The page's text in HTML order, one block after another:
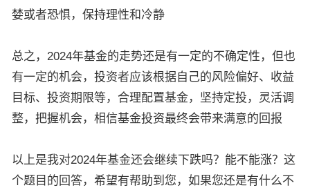
婪或者恐惧，保持理性和冷静
总之，2024年基金的走势还是有一定的不确定性，但也
有一定的机会，投资者应该根据自己的风险偏好、收益
目标、投资期限等，合理配置基金，坚持定投，灵活调
整，把握机会，相信基金投资最终会带来满意的回报
以上是我对2024年基金还会继续下跌吗？能不能涨？这
个题目的回答，希望有帮助到您，如果您还是有什么不